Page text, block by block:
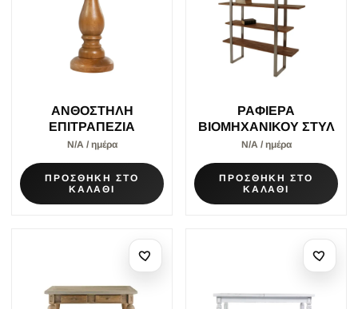
ΑΝΘΟΣΤΗΛΗ
ΕΠΙΤΡΑΠΕΖΙΑ
Ν/Α / ημέρα
ΠΡΟΣΘΗΚΗ ΣΤΟ
ΚΑΛΑΘΙ
ΡΑΦΙΕΡΑ
ΒΙΟΜΗΧΑΝΙΚΟΥ ΣΤΥΛ
Ν/Α / ημέρα
ΠΡΟΣΘΗΚΗ ΣΤΟ
ΚΑΛΑΘΙ